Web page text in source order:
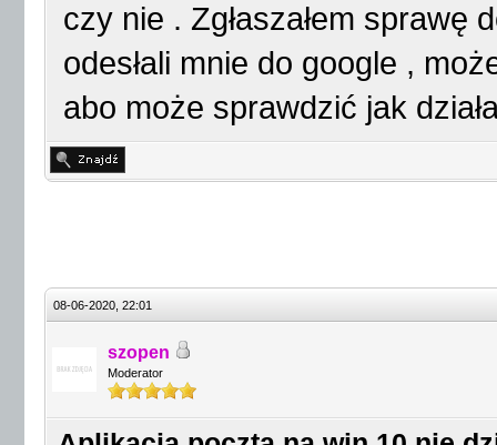
czy nie . Zgłaszałem sprawę
odesłali mnie do google ,
abo może sprawdzić jak
08-06-2020, 22:01
szopen
Moderator